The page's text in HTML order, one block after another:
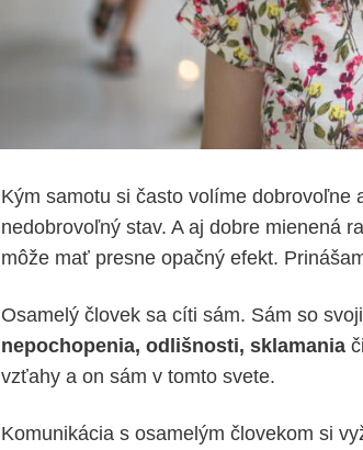
Kým samotu si často volíme dobrovoľne
nedobrovoľný stav. A aj dobre mienená
môže mať presne opačný efekt.
Osamelý človek sa cíti sám. Sám so
nepochopenia, odlišnosti, sklamania
vzťahy a on sám v tomto svete.
Komunikácia s osamelým človekom si